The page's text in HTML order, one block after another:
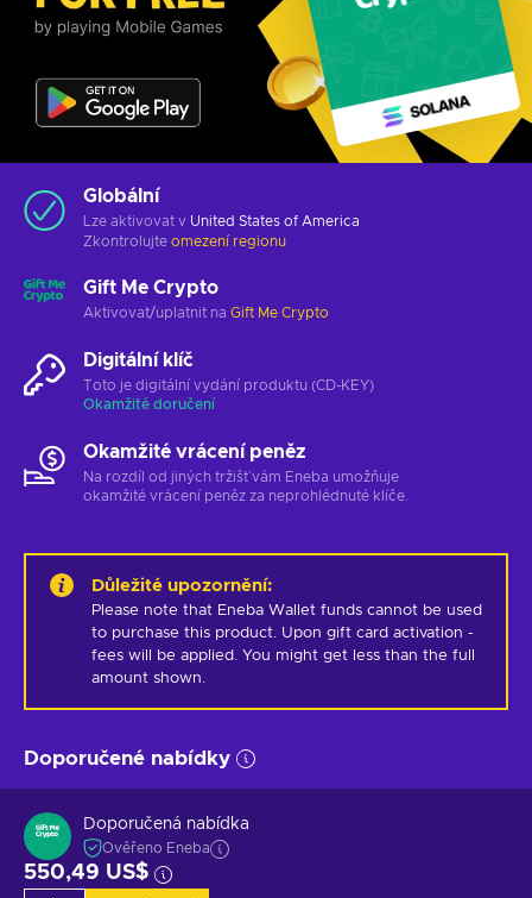
Globální
Lze aktivovat v United States of America
Zkontrolujte omezení regionu
Gift Me Crypto
Aktivovat/uplatnit na Gift Me Crypto
Digitální klíč
Toto je digitální vydání produktu (CD-KEY)
Okamžité doručení
Okamžité vrácení peněz
Na rozdíl od jiných tržišť vám Eneba umožňuje
okamžité vrácení peněz za neprohlédnuté klíče.
Důležité upozornění:
Please note that Eneba Wallet funds cannot be used
to purchase this product. Upon gift card activation -
fees will be applied. You might get less than the full
amount shown.
Doporučené nabídky
Doporučená nabídka
Ověřeno Eneba
550,49 US$